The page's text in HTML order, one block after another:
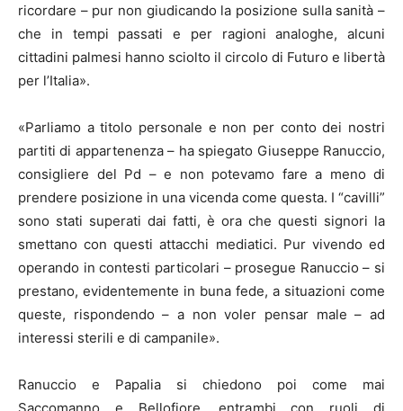
ricordare – pur non giudicando la posizione sulla sanità –
che in tempi passati e per ragioni analoghe, alcuni
cittadini palmesi hanno sciolto il circolo di Futuro e libertà
per l’Italia».
«Parliamo a titolo personale e non per conto dei nostri
partiti di appartenenza – ha spiegato Giuseppe Ranuccio,
consigliere del Pd – e non potevamo fare a meno di
prendere posizione in una vicenda come questa. I “cavilli”
sono stati superati dai fatti, è ora che questi signori la
smettano con questi attacchi mediatici. Pur vivendo ed
operando in contesti particolari – prosegue Ranuccio – si
prestano, evidentemente in buna fede, a situazioni come
queste, rispondendo – a non voler pensar male – ad
interessi sterili e di campanile».
Ranuccio e Papalia si chiedono poi come mai
Saccomanno e Bellofiore, entrambi con ruoli di